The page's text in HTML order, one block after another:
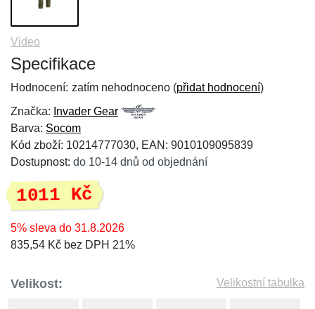
Video
Specifikace
Hodnocení: zatím nehodnoceno (přidat hodnocení)
Značka: Invader Gear
Barva: Socom
Kód zboží: 10214777030, EAN: 9010109095839
Dostupnost: do 10-14 dnů od objednání
1011 Kč
5% sleva do 31.8.2026
835,54 Kč bez DPH 21%
Velikost: Velikostní tabulka